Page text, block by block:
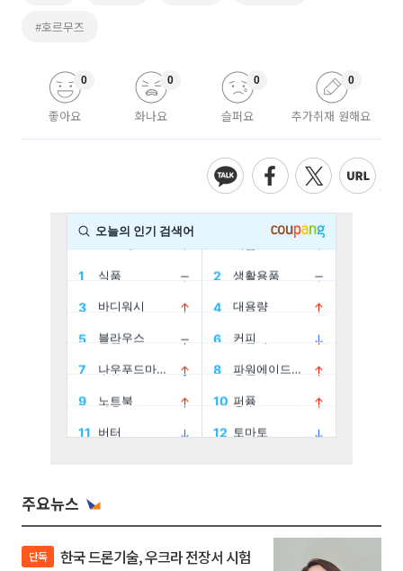
#호르무즈
좋아요
0
화나요
0
슬퍼요
0
추가취재 원해요
0
주요뉴스
단독